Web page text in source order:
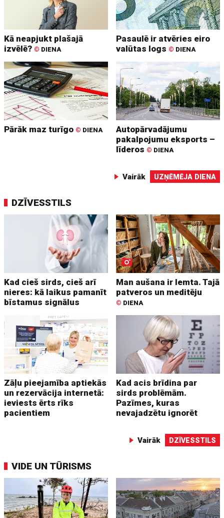
Kā neapjukt plašajā
izvēlē? © DIENA
Pasaulē ir atvēries eiro
valūtas logs © DIENA
Pārāk maz turīgo © DIENA
Autopārvadājumu
pakalpojumu eksports –
līderos © DIENA
Vairāk UZŅĒMĒJA DIENA
DZĪVESSTILS
Kad cieš sirds, cieš arī
nieres: kā laikus pamanīt
bīstamus signālus
Man aušana ir lemta. Tajā
patveros un meditēju
© DIENA
Zāļu pieejamība aptiekās
un rezervācija internetā:
ieviests ērts rīks
pacientiem
Kad acis brīdina par
sirds problēmām.
Pazīmes, kuras
nevajadzētu ignorēt
Vairāk DZĪVESSTILS
VIDE UN TŪRISMS